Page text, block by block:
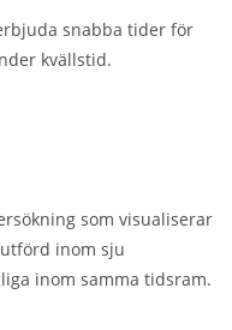
snabba tider för
kvällstid.
som visualiserar
inom sju
inom samma tidsram.